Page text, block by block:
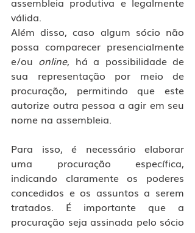
válida.
Além disso, caso algum sócio não
possa comparecer presencialmente
e/ou online, há a possibilidade de
sua representação por meio de
procuração, permitindo que este
autorize outra pessoa a agir em seu
nome na assembleia.
Para isso, é necessário elaborar
uma procuração específica,
indicando claramente os poderes
concedidos e os assuntos a serem
tratados. É importante que a
procuração seja assinada pelo sócio